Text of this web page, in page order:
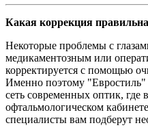
Какая коррекция
Некоторые проблемы с
медикаментозным или
корректируется с помощью
Именно поэтому "Евростиль"
сеть современных оптик, где
офтальмологическом
специалисты вам подберут